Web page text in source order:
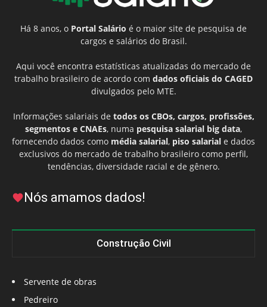
Há 8 anos, o Portal Salário é o maior site de pesquisa de
cargos e salários do Brasil.
Aqui você encontra estatísticas atualizadas do mercado de
trabalho brasileiro de acordo com dados oficiais do CAGED
divulgados pelo MTE.
Informações salariais de todos os CBOs, cargos, profissões,
segmentos e CNAEs, numa pesquisa salarial big data,
fornecendo dados como média salarial, piso salarial e dados
exclusivos do mercado de trabalho brasileiro como perfil,
tendências, diversidade racial e de gênero.
Nós amamos dados!
Construção Civil
Servente de obras
Pedreiro